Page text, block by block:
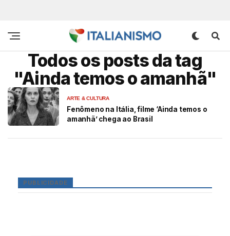
Todos os posts da tag
"Ainda temos o amanhã"
ARTE & CULTURA
Fenômeno na Itália, filme ‘Ainda temos o
amanhã’ chega ao Brasil
PUBLICIDADE